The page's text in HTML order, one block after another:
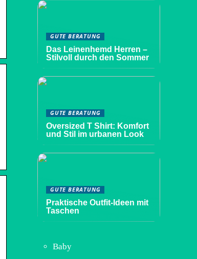
GUTE BERATUNG
Das Leinenhemd Herren –
Stilvoll durch den Sommer
GUTE BERATUNG
Oversized T Shirt: Komfort
und Stil im urbanen Look
GUTE BERATUNG
Praktische Outfit-Ideen mit
Taschen
Baby